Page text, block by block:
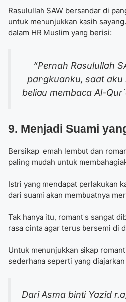
Rasulullah SAW bersandar di
untuk menunjukkan kasih
dalam HR Muslim yang berisi:
“Pernah Rasulullah
pangkuanku, saat aku
beliau membaca Al-
9. Menjadi Suami
Bersikap lemah lembut dan
paling mudah untuk
Istri yang mendapat perlakukan
dari suami akan membuatnya
Tak hanya itu, romantis sangat
rasa cinta agar terus bersemi di
Untuk menunjukkan sikap
sederhana seperti yang
Dari Asma binti Yazid